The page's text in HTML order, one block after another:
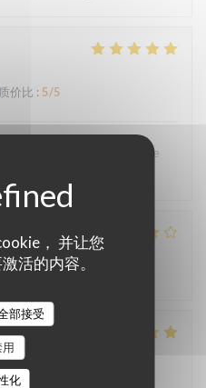
， 并让您
活的内容。
部接受
化
质价比 : 5/5
ou à Arras on passe
价比: 4/5
价比